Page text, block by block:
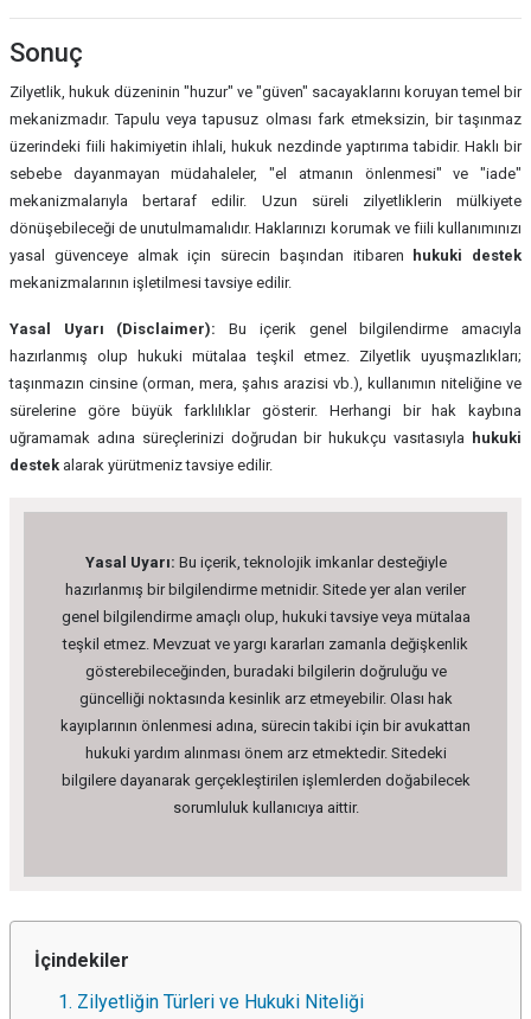
Sonuç
Zilyetlik, hukuk düzeninin "huzur" ve "güven" sacayaklarını koruyan temel bir
mekanizmadır. Tapulu veya tapusuz olması fark etmeksizin, bir taşınmaz
üzerindeki fiili hakimiyetin ihlali, hukuk nezdinde yaptırıma tabidir. Haklı bir
sebebe dayanmayan müdahaleler, "el atmanın önlenmesi" ve "iade"
mekanizmalarıyla bertaraf edilir. Uzun süreli zilyetliklerin mülkiyete
dönüşebileceği de unutulmamalıdır. Haklarınızı korumak ve fiili kullanımınızı
yasal güvenceye almak için sürecin başından itibaren
hukuki destek
mekanizmalarının işletilmesi tavsiye edilir.
Yasal Uyarı (Disclaimer): Bu içerik genel bilgilendirme amacıyla
hazırlanmış olup hukuki mütalaa teşkil etmez. Zilyetlik uyuşmazlıkları;
taşınmazın cinsine (orman, mera, şahıs arazisi vb.), kullanımın niteliğine ve
sürelerine göre büyük farklılıklar gösterir. Herhangi bir hak kaybına
uğramamak adına süreçlerinizi doğrudan bir hukukçu vasıtasıyla hukuki
destek alarak yürütmeniz tavsiye edilir.
Yasal Uyarı: Bu içerik, teknolojik imkanlar desteğiyle
hazırlanmış bir bilgilendirme metnidir. Sitede yer alan veriler
genel bilgilendirme amaçlı olup, hukuki tavsiye veya mütalaa
teşkil etmez. Mevzuat ve yargı kararları zamanla değişkenlik
gösterebileceğinden, buradaki bilgilerin doğruluğu ve
güncelliği noktasında kesinlik arz etmeyebilir. Olası hak
kayıplarının önlenmesi adına, sürecin takibi için bir avukattan
hukuki yardım alınması önem arz etmektedir. Sitedeki
bilgilere dayanarak gerçekleştirilen işlemlerden doğabilecek
sorumluluk kullanıcıya aittir.
İçindekiler
1. Zilyetliğin Türleri ve Hukuki Niteliği